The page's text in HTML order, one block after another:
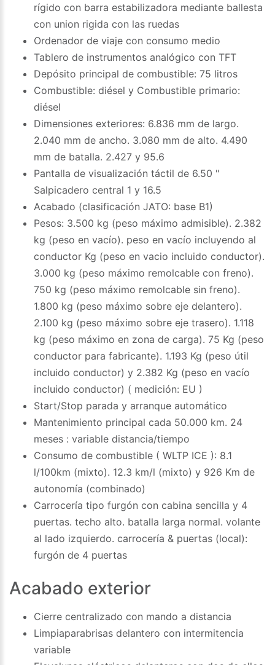
rígido con barra estabilizadora mediante ballesta
con union rigida con las ruedas
Ordenador de viaje con consumo medio
Tablero de instrumentos analógico con TFT
Depósito principal de combustible: 75 litros
Combustible: diésel y Combustible primario:
diésel
Dimensiones exteriores: 6.836 mm de largo.
2.040 mm de ancho. 3.080 mm de alto. 4.490
mm de batalla. 2.427 y 95.6
Pantalla de visualización táctil de 6.50 "
Salpicadero central 1 y 16.5
Acabado (clasificación JATO: base B1)
Pesos: 3.500 kg (peso máximo admisible). 2.382
kg (peso en vacío). peso en vacío incluyendo al
conductor Kg (peso en vacio incluido conductor).
3.000 kg (peso máximo remolcable con freno).
750 kg (peso máximo remolcable sin freno).
1.800 kg (peso máximo sobre eje delantero).
2.100 kg (peso máximo sobre eje trasero). 1.118
kg (peso máximo en zona de carga). 75 Kg (peso
conductor para fabricante). 1.193 Kg (peso útil
incluido conductor) y 2.382 Kg (peso en vacío
incluido conductor) ( medición: EU )
Start/Stop parada y arranque automático
Mantenimiento principal cada 50.000 km. 24
meses : variable distancia/tiempo
Consumo de combustible ( WLTP ICE ): 8.1
l/100km (mixto). 12.3 km/l (mixto) y 926 Km de
autonomía (combinado)
Carrocería tipo furgón con cabina sencilla y 4
puertas. techo alto. batalla larga normal. volante
al lado izquierdo. carrocería & puertas (local):
furgón de 4 puertas
Acabado exterior
Cierre centralizado con mando a distancia
Limpiaparabrisas delantero con intermitencia
variable